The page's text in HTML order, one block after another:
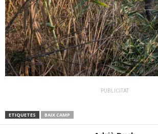
PUBLICITAT
ETIQUETES BAIX CAMP